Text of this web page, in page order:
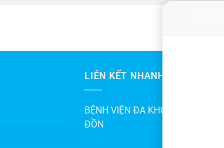
LIÊN KẾT NHANH
BỆNH VIỆN ĐA KHOA KHU VỰC
ĐỒN